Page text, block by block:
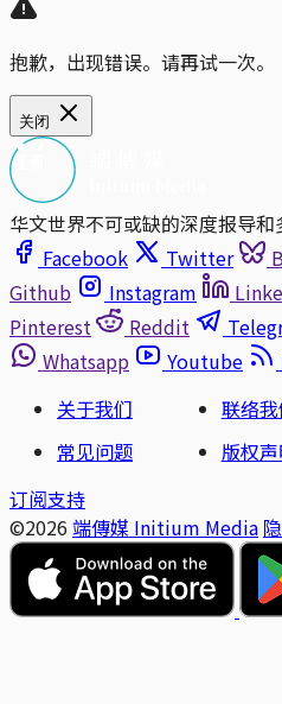
抱歉，出现错误。请再试一次。
关闭
华文世界不可或缺的深度报导和
Facebook
Twitter
Github
Instagram
Pinterest
Reddit
Whatsapp
Youtube
关于我们
联络
常见问题
版权
订阅支持
©2026 端傳媒 Initium Media